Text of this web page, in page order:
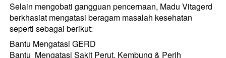
Selain mengobati gangguan pencernaan, Madu Vitagerd
berkhasiat mengatasi beragam masalah kesehatan
seperti sebagai berikut:
Bantu Mengatasi GERD
Bantu  Mengatasi Sakit Perut, Kembung & Perih